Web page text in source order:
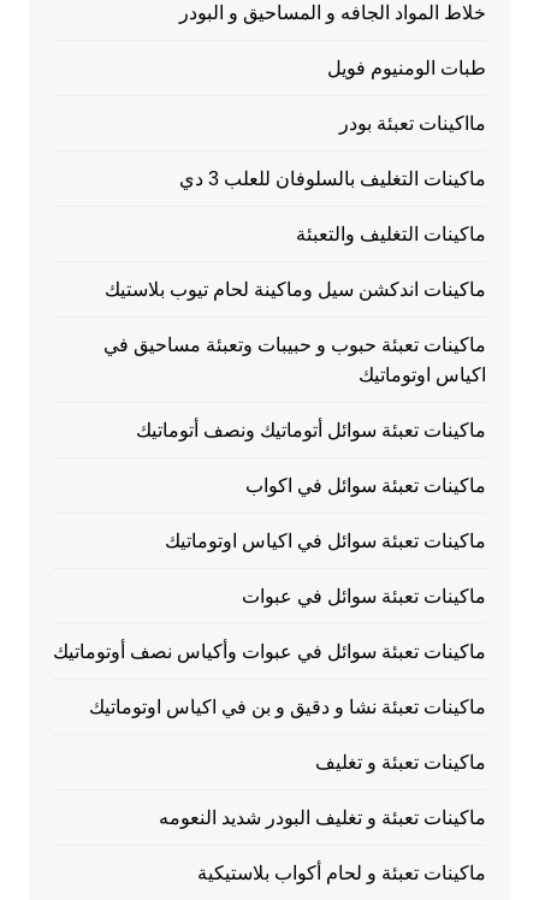
خلاط المواد الجافه و المساحيق و البودر
طبات الومنيوم فويل
مااكينات تعبئة بودر
ماكينات التغليف بالسلوفان للعلب 3 دي
ماكينات التغليف والتعبئة
ماكينات اندكشن سيل وماكينة لحام تيوب بلاستيك
ماكينات تعبئة حبوب و حبيبات وتعبئة مساحيق في
اكياس اوتوماتيك
ماكينات تعبئة سوائل أتوماتيك ونصف أتوماتيك
ماكينات تعبئة سوائل في اكواب
ماكينات تعبئة سوائل في اكياس اوتوماتيك
ماكينات تعبئة سوائل في عبوات
ماكينات تعبئة سوائل في عبوات وأكياس نصف أوتوماتيك
ماكينات تعبئة نشا و دقيق و بن في اكياس اوتوماتيك
ماكينات تعبئة و تغليف
ماكينات تعبئة و تغليف البودر شديد النعومه
ماكينات تعبئة و لحام أكواب بلاستيكية